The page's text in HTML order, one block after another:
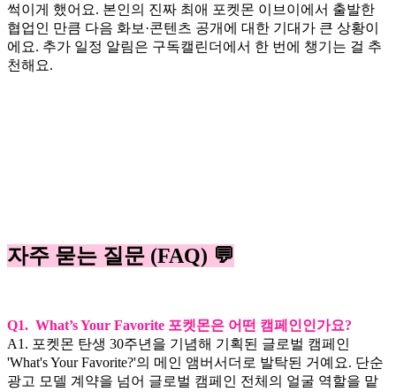
썩이게 했어요. 본인의 진짜 최애 포켓몬 이브이에서 출발한
협업인 만큼 다음 화보·콘텐츠 공개에 대한 기대가 큰 상황이
에요. 추가 일정 알림은 구독캘린더에서 한 번에 챙기는 걸 추
천해요.
자주 묻는 질문 (FAQ) 💬
Q1. What’s Your Favorite 포켓몬은 어떤 캠페인인가요?
A1. 포켓몬 탄생 30주년을 기념해 기획된 글로벌 캠페인
'What's Your Favorite?'의 메인 앰버서더로 발탁된 거예요. 단순
광고 모델 계약을 넘어 글로벌 캠페인 전체의 얼굴 역할을 맡